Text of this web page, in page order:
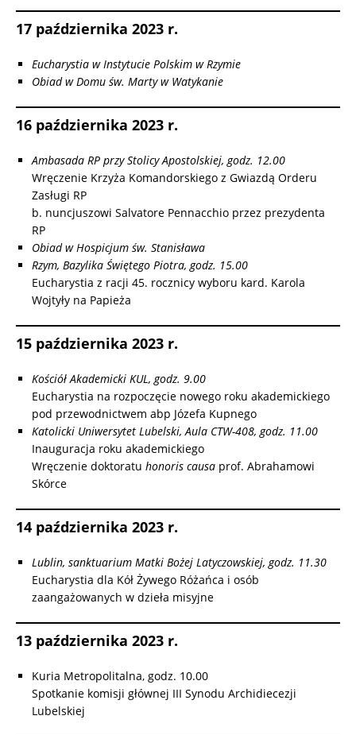
17 października 2023 r.
Eucharystia w Instytucie Polskim w Rzymie
Obiad w Domu św. Marty w Watykanie
16 października 2023 r.
Ambasada RP przy Stolicy Apostolskiej, godz. 12.00
Wręczenie Krzyża Komandorskiego z Gwiazdą Orderu
Zasługi RP
b. nuncjuszowi Salvatore Pennacchio przez prezydenta
RP
Obiad w Hospicjum św. Stanisława
Rzym, Bazylika Świętego Piotra, godz. 15.00
Eucharystia z racji 45. rocznicy wyboru kard. Karola
Wojtyły na Papieża
15 października 2023 r.
Kościół Akademicki KUL, godz. 9.00
Eucharystia na rozpoczęcie nowego roku akademickiego
pod przewodnictwem abp Józefa Kupnego
Katolicki Uniwersytet Lubelski, Aula CTW-408, godz. 11.00
Inauguracja roku akademickiego
Wręczenie doktoratu honoris causa prof. Abrahamowi
Skórce
14 października 2023 r.
Lublin, sanktuarium Matki Bożej Latyczowskiej, godz. 11.30
Eucharystia dla Kół Żywego Różańca i osób
zaangażowanych w dzieła misyjne
13 października 2023 r.
Kuria Metropolitalna, godz. 10.00
Spotkanie komisji głównej III Synodu Archidiecezji
Lubelskiej